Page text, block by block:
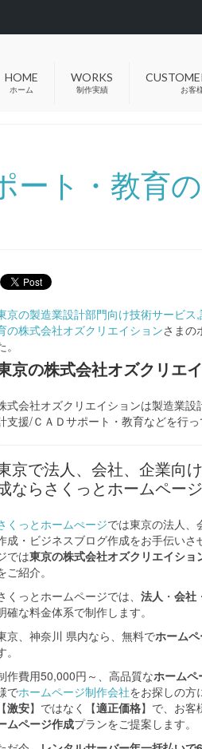
HOME
ホーム
WORKS
制作実績 お客
ート・教育
京の製造業設計部門向け技術サービ
の株式会社オズクリエイションさまの
。
京の株式会社オズクリエ
式会社オズクリエイションは製造業設
支援/ＣＡＤサポート・教育などを行っ
京で法人、会社、企業向
ならさくっとホームペー
くっとホームぺージでは東京の法人、
成・ビジネスブログ作成をお手伝いさ
では東京の株式会社オズクリエイショ
ご紹介。
くっとホームページでは、 法人 ・ 会社
確な料金体系で制作します。
京、神奈川 県内なら、無料でホーム
。
作費用50,000円～、高品質なホームペ
でホームページ制作会社をお探しの方
【激安】ではなく【適正価格】で、お客
ムページ作成プランをご提案します。